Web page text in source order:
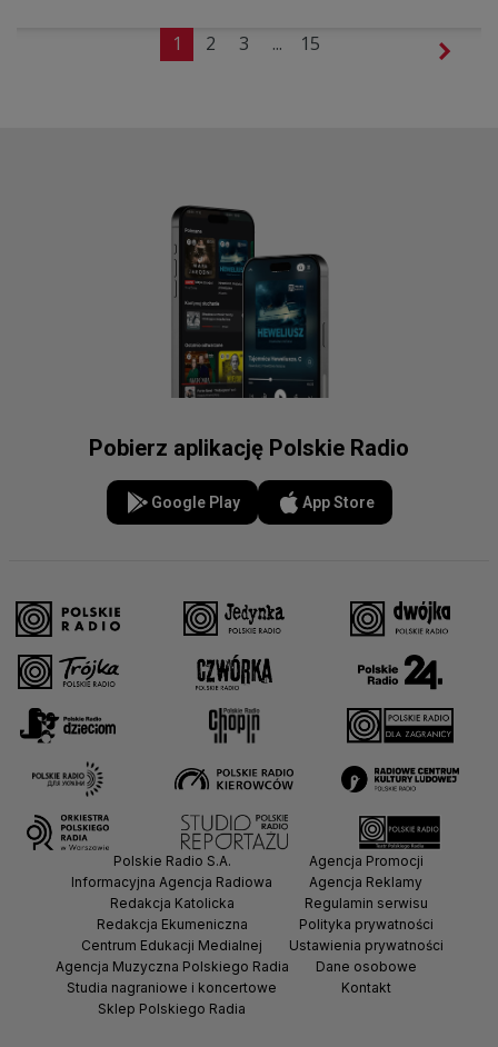
1 2 3 ... 15
Pobierz aplikację Polskie Radio
Google Play App Store
Polskie Radio S.A.
Informacyjna Agencja Radiowa
Redakcja Katolicka
Redakcja Ekumeniczna
Centrum Edukacji Medialnej
Agencja Muzyczna Polskiego Radia
Studia nagraniowe i koncertowe
Sklep Polskiego Radia
Agencja Promocji
Agencja Reklamy
Regulamin serwisu
Polityka prywatności
Ustawienia prywatności
Dane osobowe
Kontakt